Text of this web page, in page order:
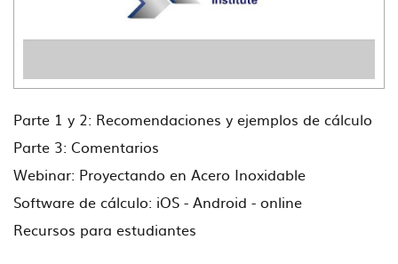
Parte 1 y 2: Recomendaciones y ejemplos de cálculo
Parte 3: Comentarios
Webinar: Proyectando en Acero Inoxidable
Software de cálculo: iOS - Android - online
Recursos para estudiantes